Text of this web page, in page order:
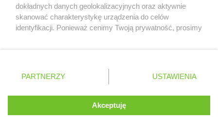
Kopiowanie treści bez
zgody autorów zabronione.
powiązana w żaden sposób z grupą przedsiębiorstw Formula
do Formula One Licensing B.V
cookies. Są to pliki instalowane w urządzeniach
końcowych osób korzystających z serwisu, w celu
administrowania serwisem, poprawy jakości
Dowiedz się więcej o naszej polityce
ROZUMIEM
dokładnych danych geolokalizacyjnych oraz aktywnie
skanować charakterystykę urządzenia do celów
identyfikacji. Ponieważ cenimy Twoją prywatność, prosimy
prywatności znajdujący się w lewym dolnym rogu strony
. Niektóre rodzaje przetwarzania danych nie wymagają
takiemu przetwarzaniu. Preferencje będą miały
zastosowania tylko na tej witrynie.
PARTNERZY USTAWIENIA
Akceptuję